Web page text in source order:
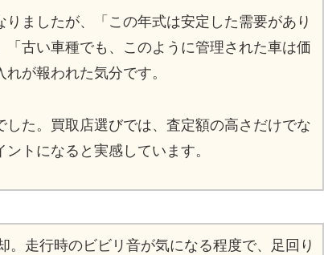
ましたが、「この年式は安定した需要があり
古い車種でも、このように管理された車は価
が報われた気分です。
た。買取店選びでは、査定額の高さだけでな
トになると実感しています。
。走行時のビビリ音が気になる程度で、足回り